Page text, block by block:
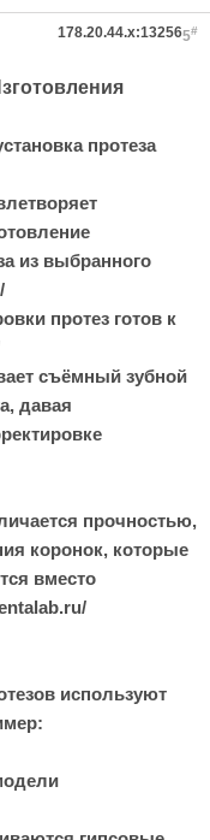
5#
178.20.44.x:13256
протеза
из выбранного
протез готов к
съёмный зубной
давая
прочностью,
коронок, которые
вместо
используют